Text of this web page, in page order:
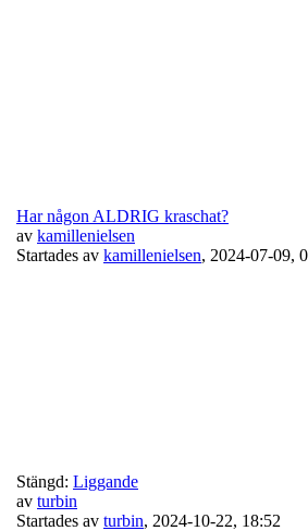
Har någon ALDRIG kraschat?
av kamillenielsen
Startades av kamillenielsen, 2024-07-09,
Stängd: Liggande
av turbin
Startades av turbin, 2024-10-22, 18:52